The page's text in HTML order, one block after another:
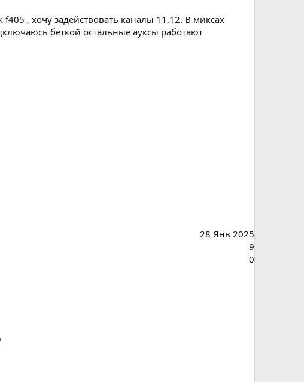
, хочу задействовать каналы 11,12. В миксах
беткой остальные ауксы работают
28 Янв 2025
9
0